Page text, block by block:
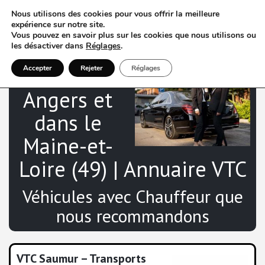
VTC à
Angers et
dans le
Maine-et-
Loire (49) | Annuaire VTC
Véhicules avec Chauffeur que
nous recommandons
VTC Saumur – Transports
Nous utilisons des cookies pour vous offrir la meilleure
expérience sur notre site.
Vous pouvez en savoir plus sur les cookies que nous utilisons ou
les désactiver dans Réglages.
Accepter Rejeter Réglages